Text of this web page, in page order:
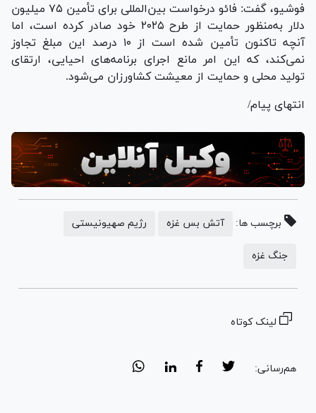
فوشیو، گفت: فائو درخواست بین‌المللی برای تأمین ۷۵ میلیون
دلار به‌منظور حمایت از طرح ۲۰۲۵ خود صادر کرده است، اما
آنچه تاکنون تأمین شده است از ۱۰ درصد این مبلغ تجاوز
نمی‌کند، که این امر مانع اجرای برنامه‌های احیایی، ارتقای
تولید محلی و حمایت از معیشت کشاورزان می‌شود.
انتهای پیام/
برچسب ها: آتش بس غزه رژیم صهیونیستی
جنگ غزه
لینک کوتاه
هم‌رسانی: